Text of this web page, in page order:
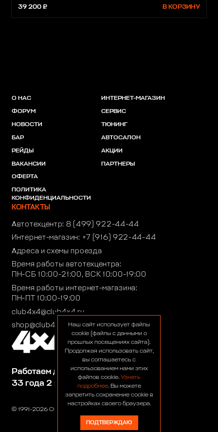
39 200 ₽ В КОРЗИНУ
© 1991-2026 ООО «Сервис 4х4»
Работаем для вас:
33 года 2 месяца 23 дня
О НАС
ФОРУМ
НОВОСТИ
БАР
РЕЙДЫ
ВАКАНСИИ
ОФЕРТА
ПОЛИТИКА
КОНФИДЕНЦИАЛЬНОСТИ
ИНТЕРНЕТ-МАГАЗИН
СЕРВИС
ТЮНИНГ
АВТОСАЛОН
АКЦИИ
ПАРТНЕРЫ
КОНТАКТЫ
Автотехцентр: 8 (499) 922-44-44
Интернет-магазин: +7 (916) 922-44-44
Адреса и схемы проезда
Время работы автотехцентра:
ПН-СБ 10:00-21:00, ВСК 10:00-19:00
Время работы интернет-магазина:
ПН-ПТ 10:00-19:00
club4x4@club4x4.ru
shop@club4x4.ruНаш сайт использует файлы
cookie (файлы с данными о
прошлых посещениях сайта).
Продолжая использовать сайт,
вы соглашаетесь с
использованием нами этих
файлов cookie. Узнать
подробнее. Вы можете
запретить сохранение cookie в
настройках своего браузера.
ПОДТВЕРЖДАЮ